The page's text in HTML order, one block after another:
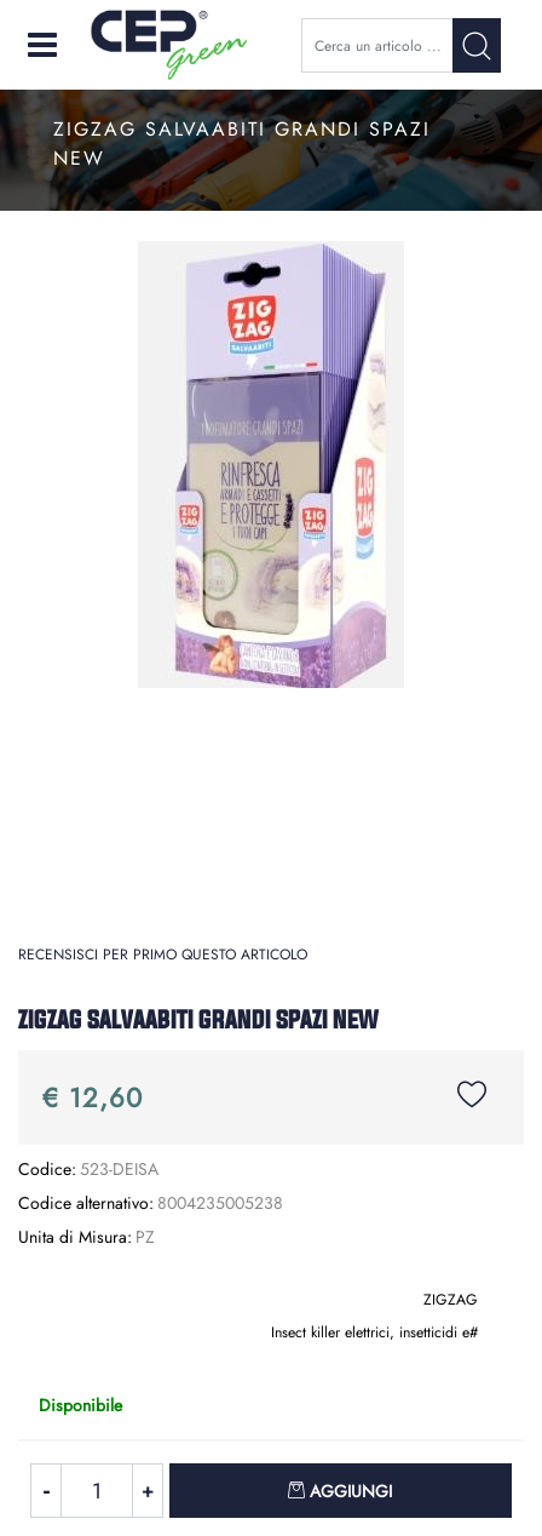
Open
ZIGZAG SALVAABITI GRANDI SPAZI
NEW
RECENSISCI PER PRIMO QUESTO ARTICOLO
ZIGZAG SALVAABITI GRANDI SPAZI NEW
€ 12,60
Codice: 523-DEISA
Codice alternativo: 8004235005238
Unita di Misura: PZ
ZIGZAG
Insect killer elettrici, insetticidi e#
Disponibile
AGGIUNGI